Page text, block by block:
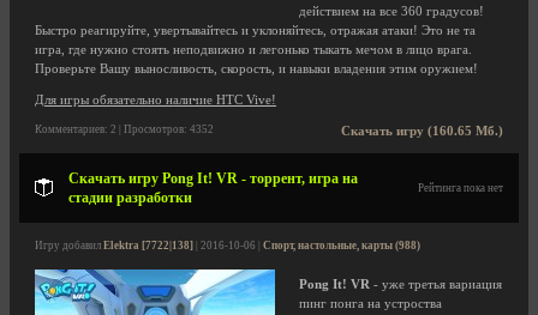
действием на все 360 градусов!
Быстро реагируйте, увертывайтесь и уклоняйтесь, отражая атаки! Это не та
игра, где нужно стоять неподвижно и легонько тыкать мечом в лицо врага.
Проверьте Вашу выносливость, скорость, и навыки владения этим оружием!
Для игры обязательно наличие HTC Vive!
Скачать игру (160.65 Мб.)
Комментариев: 2 | Просмотров: 4352
Скачать игру Pong It! VR - торрент, игра на
стадии разработки
Рейтинга пока нет
Игру добавил Elektra [7722|138] | 2016-10-06 | Спорт, настольные, карты (988)
Pong It! VR - уже третья вариация
пинг понга на устроства